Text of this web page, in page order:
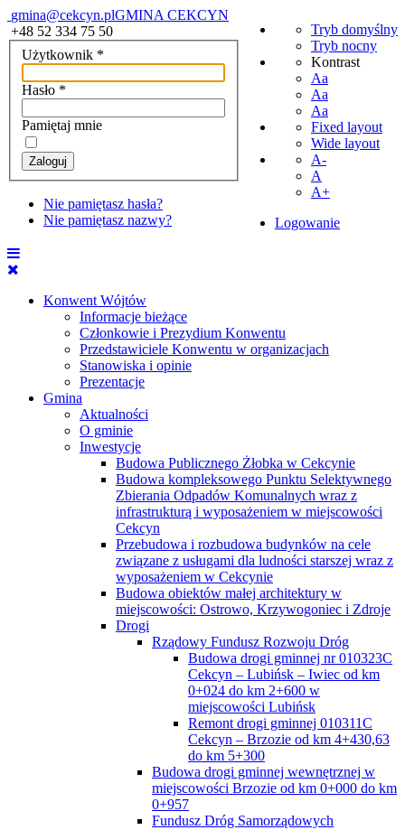
gmina@cekcyn.pl
+48 52 334 75 50
Tryb domyślny
Tryb nocny
Kontrast
Aa
Aa
Aa
Fixed layout
Wide layout
A-
A
A+
Logowanie
GMINA CEKCYN
Konwent Wójtów
Informacje bieżące
Członkowie i Prezydium Konwentu
Przedstawiciele Konwentu w organizacjach
Stanowiska i opinie
Prezentacje
Gmina
Aktualności
O gminie
Inwestycje
Budowa Publicznego Żłobka w Cekcynie
Budowa kompleksowego Punktu Selektywnego
Zbierania Odpadów Komunalnych wraz z
infrastrukturą i wyposażeniem w miejscowości
Cekcyn
Przebudowa i rozbudowa budynków na cele
związane z usługami dla ludności starszej wraz z
wyposażeniem w Cekcynie
Budowa obiektów małej architektury w
miejscowości: Ostrowo, Krzywogoniec i Zdroje
Drogi
Rządowy Fundusz Rozwoju Dróg
Budowa drogi gminnej nr 010323C
Cekcyn – Lubińsk – Iwiec od km
0+024 do km 2+600 w
miejscowości Lubińsk
Remont drogi gminnej 010311C
Cekcyn – Brzozie od km 4+430,63
do km 5+300
Budowa drogi gminnej wewnętrznej w
miejscowości Brzozie od km 0+000 do km
0+957
Fundusz Dróg Samorządowych
Użytkownik *
Hasło *
Pamiętaj mnie
Zaloguj
Nie pamiętasz hasła?
Nie pamiętasz nazwy?